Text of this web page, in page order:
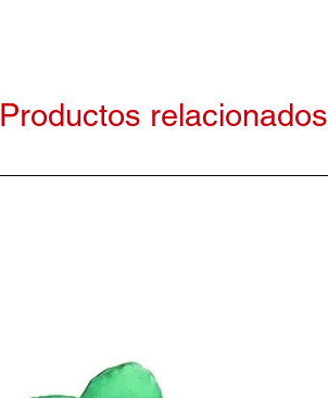
Productos relacionados